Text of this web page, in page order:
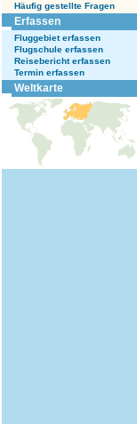
Häufig gestellte Fragen
Erfassen
Fluggebiet erfassen
Flugschule erfassen
Reisebericht erfassen
Termin erfassen
Weltkarte